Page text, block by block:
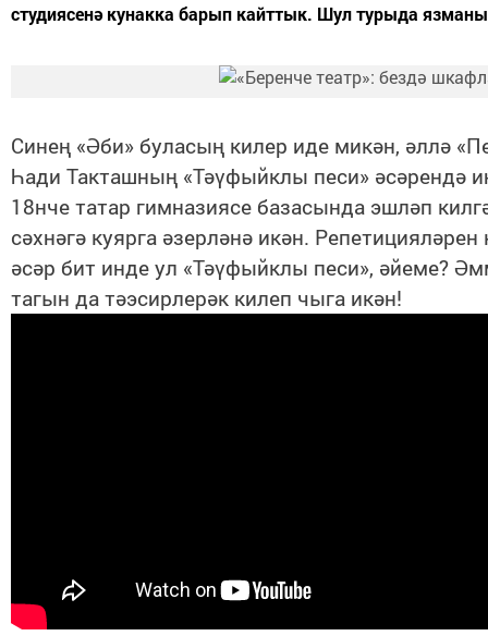
студиясенә кунакка барып кайттык. Шул турыда
Синең «Әби» буласың килер иде микән, әллә
Һади Такташның «Тәүфыйклы песи» әсәрендә
18нче татар гимназиясе базасында эшләп
сәхнәгә куярга әзерләнә икән.
әсәр бит инде ул «Тәүфыйклы песи», әйеме?
тагын да тәэсирлерәк килеп чыга икән!